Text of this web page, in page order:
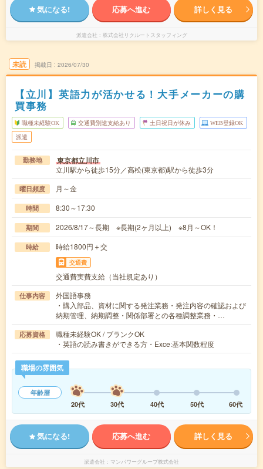
気になる! 応募へ進む 詳しく見る
派遣会社 株式会社リクルートスタッフィング
未読 掲載日 2026/07/30
【立川】英語力が活かせる！大手メーカーの購
買事務
職種未経験OK 交通費別途支給あり 土日祝日が休み WEB登録OK
派遣
勤務地 東京都立川市
立川駅から徒歩15分／高松(東京都)駅から徒歩3分
曜日頻度 月～金
時間 8:30～17:30
期間 2026/8/17～長期 ※長期(2ヶ月以上) ※8月～OK！
時給 時給1800円＋交
交通費
交通費実費支給（当社規定あり）
仕事内容
外国語事務
・購入部品、資材に関する発注業務・発注内容の確認および
納期管理、納期調整・関係部署との各種調整業務・…
応募資格
職種未経験OK / ブランクOK
・英語の読み書きができる方・Exce:基本関数程度
職場の雰囲気
年齢層
20代
30代 40代 50代 60代
気になる! 応募へ進む 詳しく見る
派遣会社 マンパワーグループ株式会社